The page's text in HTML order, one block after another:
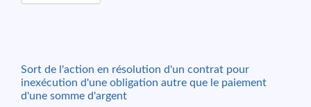
Sort de l'action en résolution d'un contrat pour
inexécution d'une obligation autre que le paiement
d'une somme d'argent